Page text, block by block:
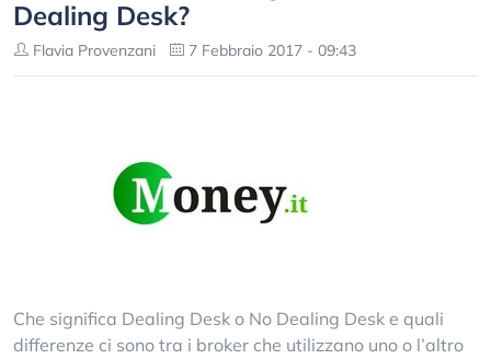
Dealing Desk?
Flavia Provenzani 7 Febbraio 2017 - 09:43
Che significa Dealing Desk o No Dealing Desk e quali
differenze ci sono tra i broker che utilizzano uno o l’altro